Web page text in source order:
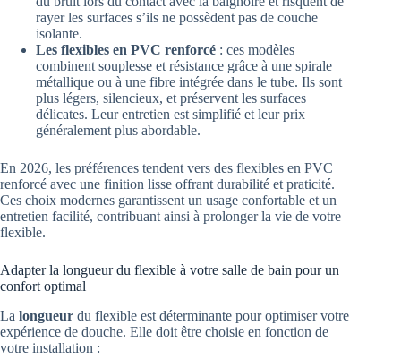
rayer les surfaces s’ils ne possèdent pas de couche
isolante.
Les flexibles en PVC renforcé : ces modèles
combinent souplesse et résistance grâce à une spirale
métallique ou à une fibre intégrée dans le tube. Ils sont
plus légers, silencieux, et préservent les surfaces
délicates. Leur entretien est simplifié et leur prix
généralement plus abordable.
En 2026, les préférences tendent vers des flexibles en PVC
renforcé avec une finition lisse offrant durabilité et praticité.
Ces choix modernes garantissent un usage confortable et un
entretien facilité, contribuant ainsi à prolonger la vie de votre
flexible.
Adapter la longueur du flexible à votre salle de bain pour un
confort optimal
La longueur du flexible est déterminante pour optimiser votre
expérience de douche. Elle doit être choisie en fonction de
votre installation :